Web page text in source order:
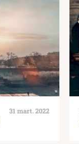
31 mart. 2022